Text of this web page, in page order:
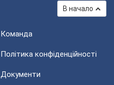
В начало
Команда
Політика конфіденційності
Документи